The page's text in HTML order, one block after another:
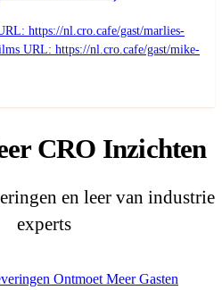
https://nl.cro.cafe/gast/marlies-
URL: https://nl.cro.cafe/gast/mike-
CRO Inzichten
en leer van industrie
experts
Ontmoet Meer Gasten